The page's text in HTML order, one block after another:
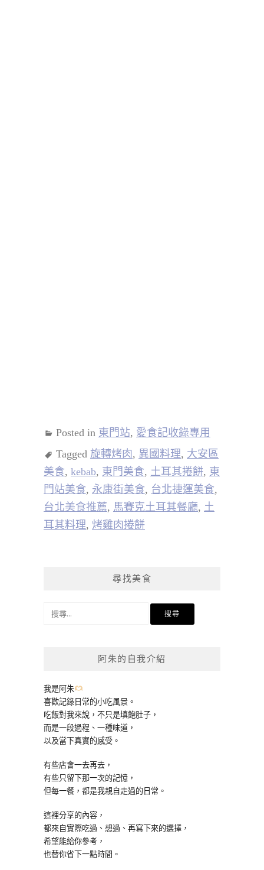
Posted in 東門站, 愛食記收錄專用
Tagged 旋轉烤肉, 異國料理, 大安區
美食, kebab, 東門美食, 土耳其捲餅, 東
門站美食, 永康街美食, 台北捷運美食,
台北美食推薦, 馬賽克土耳其餐廳, 土
耳其料理, 烤雞肉捲餅
尋找美食
阿朱的自我介紹
我是阿朱
喜歡記錄日常的小吃風景。
吃飯對我來說，不只是填飽肚子，
而是一段過程、一種味道，
以及當下真實的感受。
有些店會一去再去，
有些只留下那一次的記憶，
但每一餐，都是我親自走過的日常。
這裡分享的內容，
都來自實際吃過、想過、再寫下來的選擇，
希望能給你參考，
也替你省下一點時間。